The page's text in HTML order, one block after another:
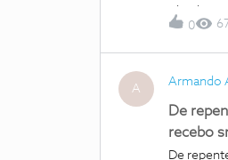
aceder ao
0
A
Armando
De
recebo
De